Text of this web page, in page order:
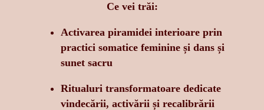
Ce vei trăi:
Activarea piramidei interioare prin
practici somatice feminine și dans și
sunet sacru
Ritualuri transformatoare dedicate
vindecării, activării și recalibrării